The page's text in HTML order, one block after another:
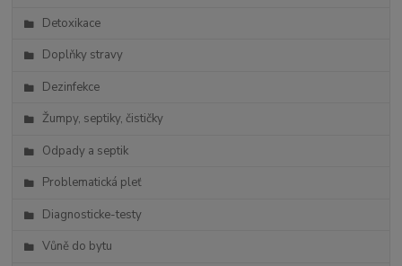
Detoxikace
Doplňky stravy
Dezinfekce
Žumpy, septiky, čističky
Odpady a septik
Problematická pleť
Diagnosticke-testy
Vůně do bytu